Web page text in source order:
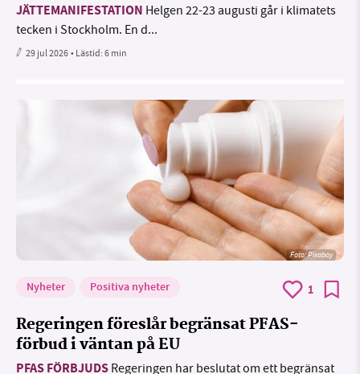
JÄTTEMANIFESTATION Helgen 22-23 augusti går i klimatets
tecken i Stockholm. En d...
29 jul 2026• Lästid:6 min
Foto:Pixabay
Nyheter Positiva nyheter 1
Regeringen föreslår begränsat PFAS-
förbud i väntan på EU
PFAS FÖRBJUDS Regeringen har beslutat om ett begränsat